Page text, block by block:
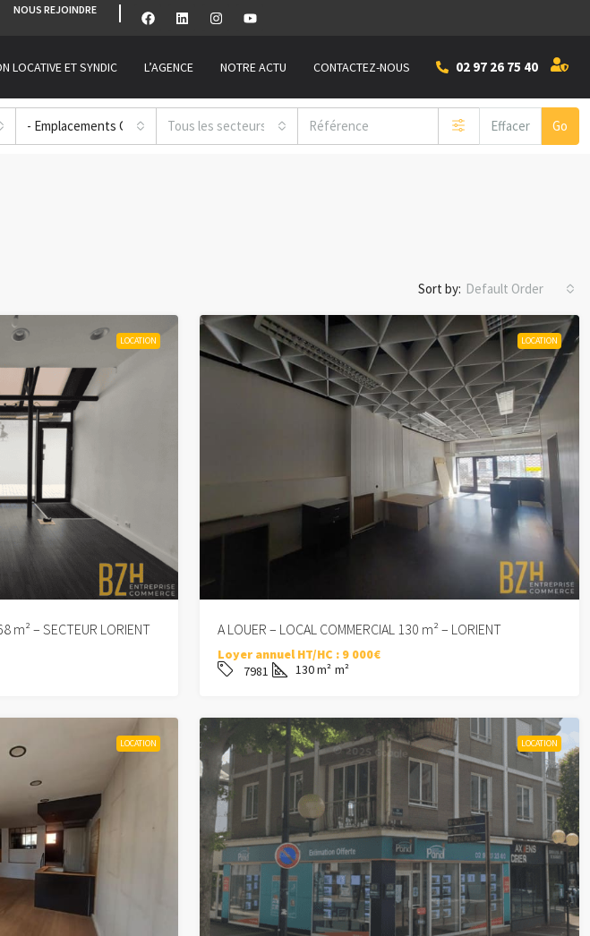
NOUS REJOINDRE
LOCATIVE ET SYNDIC L’AGENCE NOTRE ACTU CONTACTEZ-NOUS 02 97 26 75 40
- Emplacements CommerciauxTous les secteurs Effacer Go
Sort by: Default Order
LOCATION
m² – SECTEUR LORIENT
LOCATION
A LOUER – LOCAL COMMERCIAL 130 m² – LORIENT
Loyer annuel HT/HC : 9 000€
7981
130 m² m²
LOCATION LOCATION